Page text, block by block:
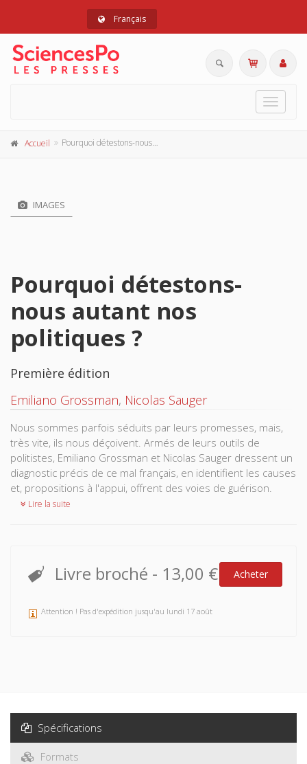
Français
Toggle
Accueil Pourquoi détestons-nous autant nos politiques ?
IMAGES
Pourquoi détestons-
nous autant nos
politiques ?
Première édition
Emiliano Grossman, Nicolas Sauger
Nous sommes parfois séduits par leurs promesses, mais,
très vite, ils nous déçoivent. Armés de leurs outils de
politistes, Emiliano Grossman et Nicolas Sauger dressent un
diagnostic précis de ce mal français, en identifient les causes
et, propositions à l'appui, offrent des voies de guérison.
Lire la suite
Livre broché - 13,00 € Acheter
Attention ! Pas d'expédition jusqu'au lundi 17 août
Spécifications
Formats